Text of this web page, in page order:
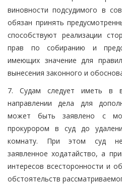
виновности подсудимого в
обязан принять
способствуют реализации
прав по собиранию и
имеющих значение для
вынесения законного и
7. Судам следует иметь в
направлении дела для
может быть заявлено с
прокурором в суд до
комнату. При этом суд не
заявленное ходатайство, а
интересов всесторонности и
обстоятельств